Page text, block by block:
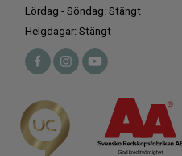
Lördag - Söndag: Stängt
Helgdagar: Stängt